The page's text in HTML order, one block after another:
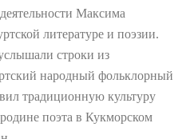
Максима
литературе и поэзии.
строки из
народный фольклорный
традиционную культуру
поэта в Кукморском